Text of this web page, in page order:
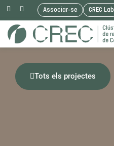
Vés
al
Associar-se CREC Lab
Tots els projectes